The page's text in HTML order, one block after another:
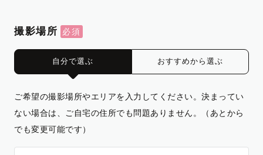
撮影場所
自分で選ぶ おすすめから選ぶ
ご希望の撮影場所やエリアを入力してください。決まってい
ない場合は、ご自宅の住所でも問題ありません。（あとから
でも変更可能です）